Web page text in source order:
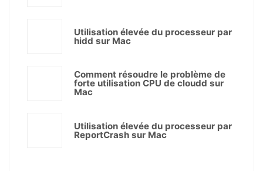
Utilisation élevée du processeur par
hidd sur Mac
Comment résoudre le problème de
forte utilisation CPU de cloudd sur
Mac
Utilisation élevée du processeur par
ReportCrash sur Mac